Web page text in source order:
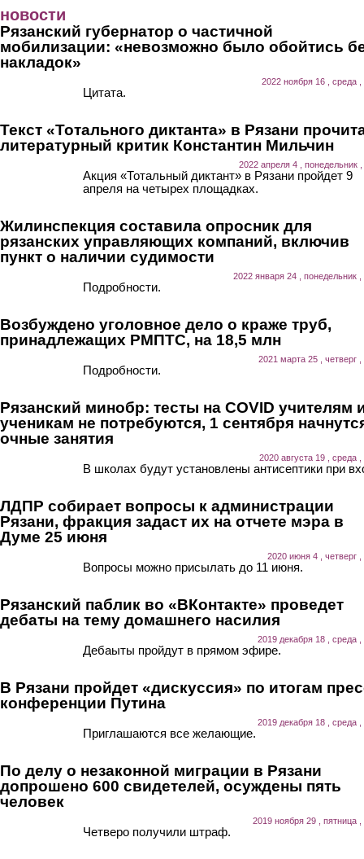
новости
Рязанский губернатор о частичной
мобилизации: «невозможно было обойтись
накладок»
2022 ноября 16 , среда ,
Цитата.
Текст «Тотального диктанта» в Рязани
литературный критик Константин Мильчин
2022 апреля 4 , понедельник ,
Акция «Тотальный диктант» в Рязани пройдет 9
апреля на четырех площадках.
Жилинспекция составила опросник для
рязанских управляющих компаний, включив
пункт о наличии судимости
2022 января 24 , понедельник ,
Подробности.
Возбуждено уголовное дело о краже труб,
принадлежащих РМПТС, на 18,5 млн
2021 марта 25 , четверг ,
Подробности.
Рязанский минобр: тесты на COVID учителям
ученикам не потребуются, 1 сентября
очные занятия
2020 августа 19 , среда ,
В школах будут установлены антисептики при
ЛДПР собирает вопросы к администрации
Рязани, фракция задаст их на отчете мэра в
Думе 25 июня
2020 июня 4 , четверг ,
Вопросы можно присылать до 11 июня.
Рязанский паблик во «ВКонтакте» проведет
дебаты на тему домашнего насилия
2019 декабря 18 , среда ,
Дебаыты пройдут в прямом эфире.
В Рязани пройдет «дискуссия» по итогам
конференции Путина
2019 декабря 18 , среда ,
Приглашаются все желающие.
По делу о незаконной миграции в Рязани
допрошено 600 свидетелей, осуждены пять
человек
2019 ноября 29 , пятница ,
Четверо получили штраф.